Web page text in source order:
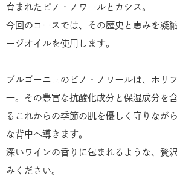
育まれたピノ・ノワールとカシス。
今回のコースでは、その歴史と恵みを凝
ージオイルを使用します。
ブルゴーニュのピノ・ノワールは、ポリ
一。その豊富な抗酸化成分と保湿成分を
るこれからの季節の肌を優しく守りなが
な背中へ導きます。
深いワインの香りに包まれるような、贅
みください。